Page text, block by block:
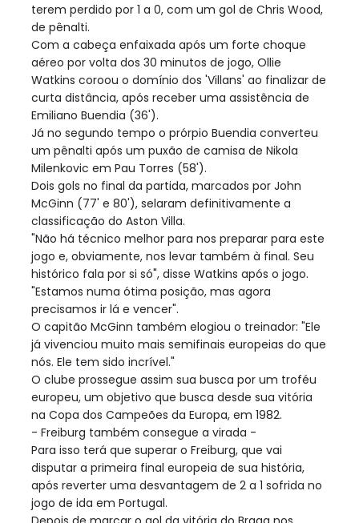
terem perdido por 1 a 0, com um gol de Chris Wood,
de pênalti.
Com a cabeça enfaixada após um forte choque
aéreo por volta dos 30 minutos de jogo, Ollie
Watkins coroou o domínio dos 'Villans' ao finalizar de
curta distância, após receber uma assistência de
Emiliano Buendia (36').
Já no segundo tempo o prórpio Buendia converteu
um pênalti após um puxão de camisa de Nikola
Milenkovic em Pau Torres (58').
Dois gols no final da partida, marcados por John
McGinn (77' e 80'), selaram definitivamente a
classificação do Aston Villa.
"Não há técnico melhor para nos preparar para este
jogo e, obviamente, nos levar também à final. Seu
histórico fala por si só", disse Watkins após o jogo.
"Estamos numa ótima posição, mas agora
precisamos ir lá e vencer".
O capitão McGinn também elogiou o treinador: "Ele
já vivenciou muito mais semifinais europeias do que
nós. Ele tem sido incrível."
O clube prossegue assim sua busca por um troféu
europeu, um objetivo que busca desde sua vitória
na Copa dos Campeões da Europa, em 1982.
- Freiburg também consegue a virada -
Para isso terá que superar o Freiburg, que vai
disputar a primeira final europeia de sua história,
após reverter uma desvantagem de 2 a 1 sofrida no
jogo de ida em Portugal.